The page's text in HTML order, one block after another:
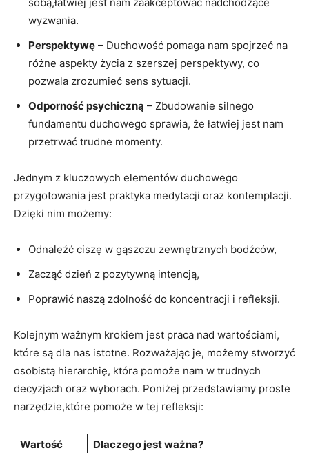
wyzwania.
Perspektywę – Duchowość pomaga‍ nam spojrzeć na
różne aspekty życia⁣ z szerszej ⁣perspektywy, co
pozwala⁢ zrozumieć sens sytuacji.
Odporność ‍psychiczną – Zbudowanie ⁣silnego⁢
fundamentu duchowego sprawia, że łatwiej jest nam
⁣przetrwać trudne momenty.
Jednym z ‍kluczowych elementów⁣ duchowego
przygotowania jest praktyka medytacji oraz kontemplacji.
Dzięki nim możemy:
Odnaleźć ciszę‌ w gąszczu zewnętrznych bodźców,
Zacząć dzień z pozytywną⁢ intencją,
Poprawić naszą zdolność do ‌koncentracji i refleksji.
Kolejnym ważnym krokiem jest praca nad wartościami,
które są dla nas istotne. Rozważając je, możemy stworzyć
osobistą⁣ hierarchię, ⁣która pomoże⁢ nam w trudnych
decyzjach oraz wyborach. Poniżej przedstawiamy proste
⁤narzędzie,które pomoże w tej ‍refleksji:
Wartość
Dlaczego jest ważna?